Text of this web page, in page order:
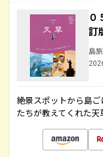
訂
島旅
絶景スポットから島
たちが教えてくれた天